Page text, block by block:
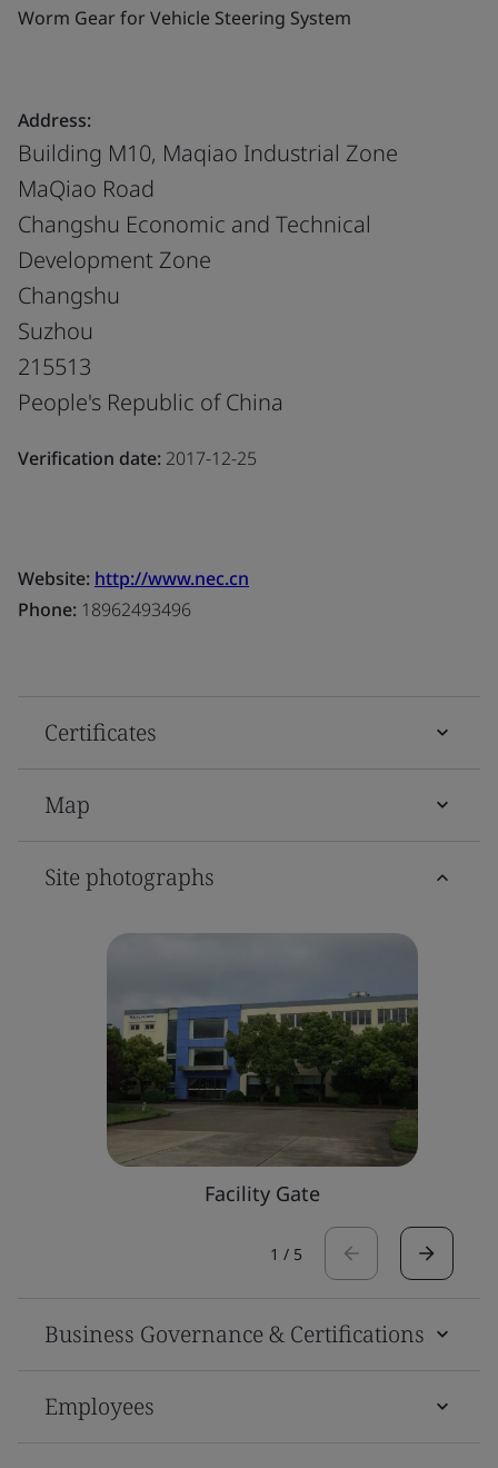
Worm Gear for Vehicle Steering System
Address:
Building M10, Maqiao Industrial Zone
MaQiao Road
Changshu Economic and Technical
Development Zone
Changshu
Suzhou
215513
People's Republic of China
Verification date: 2017-12-25
Website: http://www.nec.cn
Phone: 18962493496
Certificates
Map
Site photographs
Facility Gate
1 / 5
Business Governance & Certifications
Employees